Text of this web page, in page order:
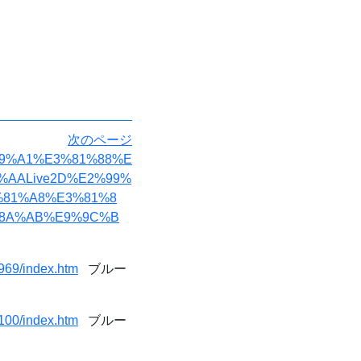
次のページ
index.htm ブルー
index.htm ブルー